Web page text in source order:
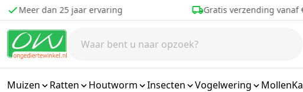
Ga naar de inhoud
Meer dan 25 jaar ervaring Gratis verzending vanaf
Muizen Ratten Houtworm Insecten Vogelwering Mollen